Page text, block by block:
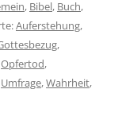
, Bibel, Buch,
Auferstehung,
,
Opfertod,
Umfrage,Wahrheit,